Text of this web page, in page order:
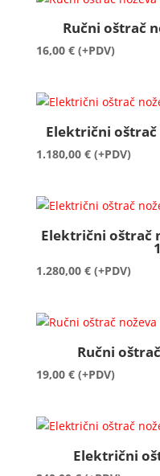
Ručni oštrač
16,00 € (+PDV)
Električni oštrač
1.180,00 € (+PDV)
Električni oštrač
1.280,00 € (+PDV)
Ručni
19,00 € (+PDV)
Električni